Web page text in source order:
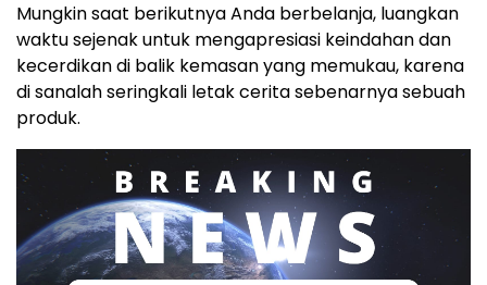
Mungkin saat berikutnya Anda berbelanja, luangkan
waktu sejenak untuk mengapresiasi keindahan dan
kecerdikan di balik kemasan yang memukau, karena
di sanalah seringkali letak cerita sebenarnya sebuah
produk.